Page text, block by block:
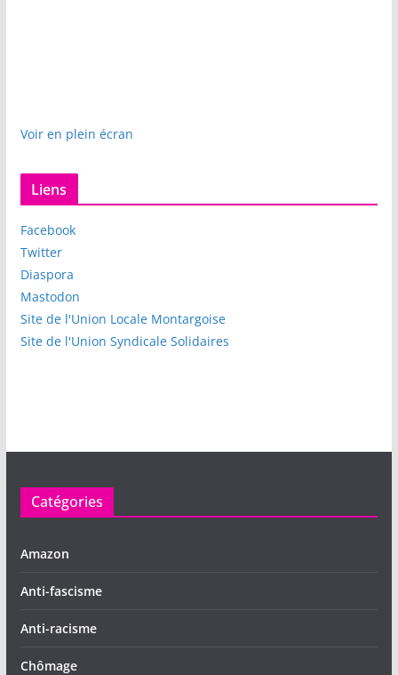
Voir en plein écran
Liens
Facebook
Twitter
Diaspora
Mastodon
Site de l'Union Locale Montargoise
Site de l'Union Syndicale Solidaires
Catégories
Amazon
Anti-fascisme
Anti-racisme
Chômage